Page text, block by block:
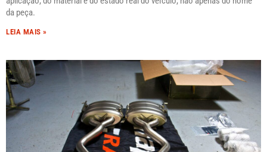
da peça.
LEIA MAIS »